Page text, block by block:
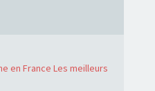
en France Les meilleurs